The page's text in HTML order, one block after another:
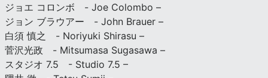
ジョエ コロンボ - Joe Colombo –
ジョン ブラウアー - John Brauer –
白須 慎之 - Noriyuki Shirasu –
菅沢光政 - Mitsumasa Sugasawa –
スタジオ 7.5 - Studio 7.5 –